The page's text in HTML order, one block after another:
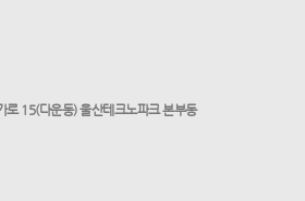
로 15(다운동) 울산테크노파크 본부동